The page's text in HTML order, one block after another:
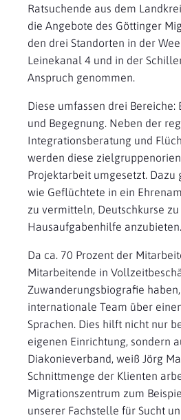
Ratsuchende aus dem
die Angebote des Göttinger
den drei Standorten in der
Leinekanal 4 und in der
Anspruch genommen.
Diese umfassen drei Bereiche:
und Begegnung. Neben der
Integrationsberatung und
werden diese
Projektarbeit umgesetzt. Dazu
wie Geflüchtete in ein
zu vermitteln, Deutschkurse
Hausaufgabenhilfe anzubieten.
Da ca. 70 Prozent der
Mitarbeitende in
Zuwanderungsbiografie
internationale Team über
Sprachen. Dies hilft nicht nur
eigenen Einrichtung, sondern
Diakonieverband, weiß Jörg
Schnittmenge der Klienten
Migrationszentrum zum
unserer Fachstelle für Sucht